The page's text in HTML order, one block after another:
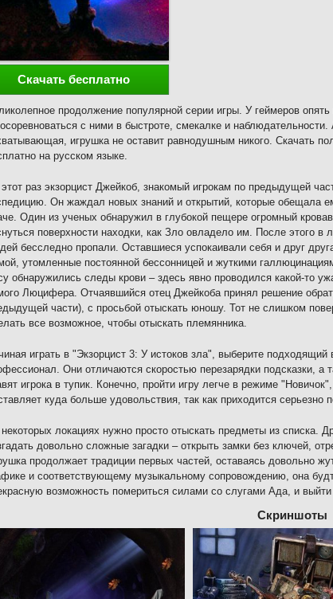
Скачать бесплатно
продолжение популярной серии игры. У геймеров
с ними в быстроте, смекалке и
игрушка не оставит равнодушным никого. Скачать
на русском языке.
раз экзорцист Джейкоб, знакомый игрокам по предыдущей
Он жаждал новых знаний и открытий, которые обещала
Один из ученых обнаружил в глубокой пещере огромный
поверхности находки, как Зло овладело им. После этого
бесследно пропали. Оставшиеся успокаивали себя и друг
утомленные постоянной бессонницей и жуткими
обнаружились следы крови – здесь явно проводился какой-то
Люцифера. Отчаявшийся отец Джейкоба принял решение
части), с просьбой отыскать юношу. Тот не слишком
все возможное, чтобы отыскать племянника.
играть в "Экзорцист 3: У истоков зла", выберите
Они отличаются скоростью перезарядки подсказки, а
игрока в тупик. Конечно, пройти игру легче в режиме
куда больше удовольствия, так как приходится
локациях нужно просто отыскать предметы из списка.
довольно сложные загадки – открыть замки без ключей,
продолжает традиции первых частей, оставаясь довольно
и соответствующему музыкальному сопровождению, она
возможность помериться силами со слугами Ада, и
Скриншоты